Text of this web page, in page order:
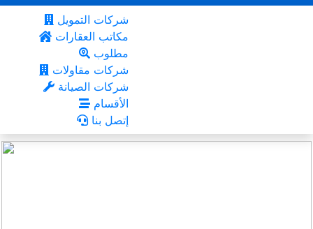
شركات التمويل
مكاتب العقارات
مطلوب
شركات مقاولات
شركات الصيانة
الأقسام
إتصل بنا